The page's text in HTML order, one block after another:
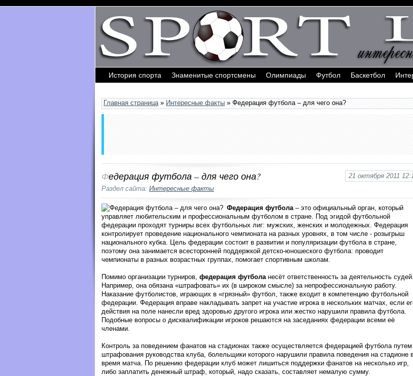
История спорта Знаменитые спортсмены Олимпиады Футбол Баскетбол
Главная страница» Интересные факты » Федерация футбола – для чего она?
21 октября 2011
Федерация футбола – для чего она?
Раздел сайта: Интересные факты
Федерация футбола – это официальный орган, который
управляет любительским и профессиональным футболом в стране. Под эгидой футбольной
федерации проходят турниры всех футбольных лиг: мужских, женских и молодежных. Федерация
контролирует проведение национального чемпионата на разных уровнях, в том числе - розыгрыш
национального кубка. Цель федерации состоит в развитии и популяризации футбола в стране,
поэтому она занимается всесторонней поддержкой детско-юношеского футбола: проводит
чемпионаты в разных возрастных группах, помогает спортивным школам.
Помимо организации турниров, федерация футбола несёт ответственность за деятельность судей.
Например, она обязана «штрафовать» их (в широком смысле) за непрофессиональную работу.
Наказание футболистов, играющих в «грязный» футбол, также входит в компетенцию футбольной
федерации. Федерация вправе накладывать запрет на участие игрока в нескольких матчах, если
действия на поле нанесли вред здоровью другого игрока или жестко нарушили правила футбола.
Подобные вопросы о дисквалификации игроков решаются на заседаниях федерации всеми её
членами.
Контроль за поведением фанатов на стадионах также осуществляется федерацией футбола путем
штрафования руководства клуба, болельщики которого нарушили правила поведения на стадионе
время матча. По решению федерации клуб может лишиться поддержки фанатов на несколько игр,
либо заплатить денежный штраф, который, надо сказать, составляет немалую сумму.